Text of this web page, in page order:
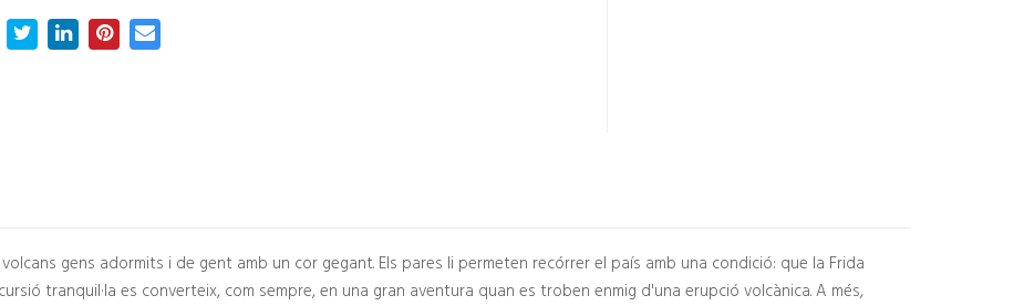
gens adormits i de gent amb un cor gegant. Els pares li permeten recórrer el país amb una condició: que la Frida
tranquil·la es converteix, com sempre, en una gran aventura quan es troben enmig d'una erupció volcànica. A més,